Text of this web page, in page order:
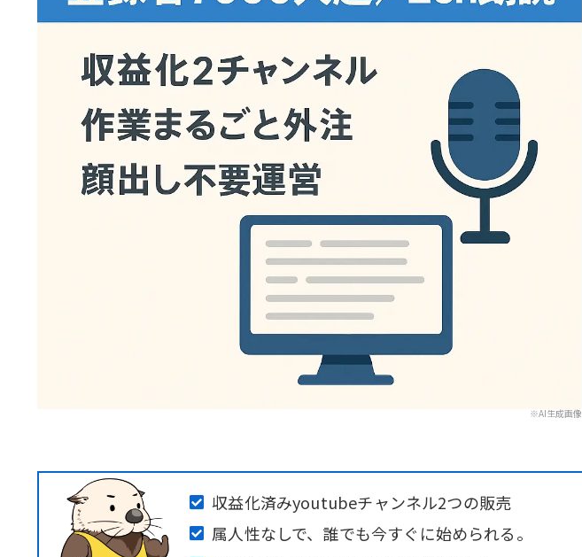
※AI生成画像
収益化済みyoutubeチャンネル2つの販売
属人性なしで、誰でも今すぐに始められる。